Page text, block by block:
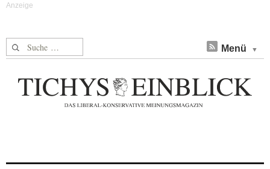
Suche nach: Menü